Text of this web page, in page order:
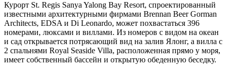
Курорт St. Regis Sanya Yalong Bay Resort, спроектированный
известными архитектурными фирмами Brennan Beer Gorman
Architects, EDSA и Di Leonardo, может похвастаться 396
номерами, люксами и виллами. Из номеров с видом на океан
и сад открывается потрясающий вид на залив Ялонг, а вилла с
2 спальнями Royal Seaside Villa, расположенная прямо у моря,
имеет собственный бассейн и открытую обеденную беседку.